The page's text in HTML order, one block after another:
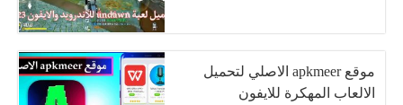
موقع apkmeer الاصلي لتحميل
الالعاب المهكرة للايفون